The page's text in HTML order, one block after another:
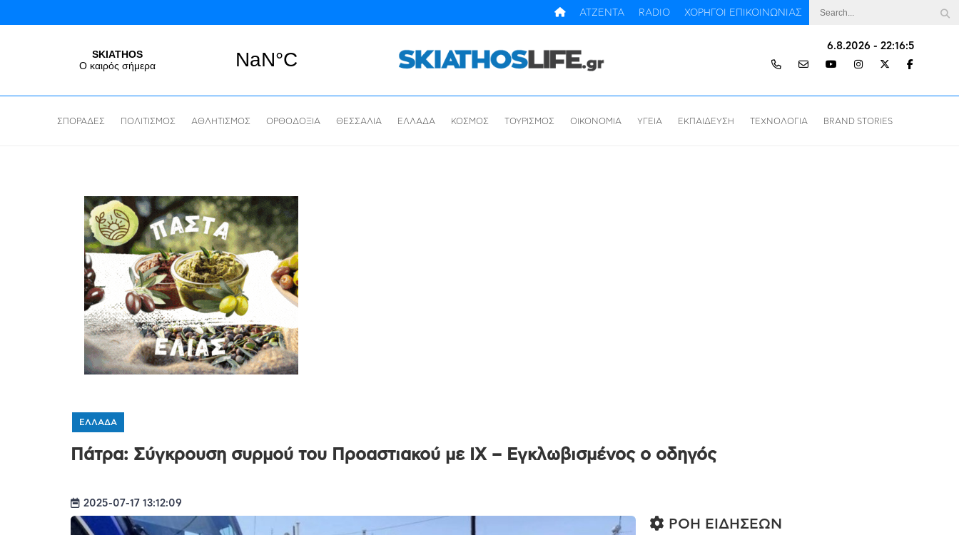
ΧΟΡΗΓΟΙ ΕΠΙΚΟΙΝΩΝΙΑΣ
RADIO
ΑΤΖΕΝΤΑ
6.8.2026 - 22:16:6
ΣΠΟΡΑΔΕΣ ΠΟΛΙΤΙΣΜΟΣ ΑΘΛΗΤΙΣΜΟΣ ΟΡΘΟΔΟΞΙΑ ΘΕΣΣΑΛΙΑ ΕΛΛΑΔΑ ΚΟΣΜΟΣ ΤΟΥΡΙΣΜΟΣ ΟΙΚΟΝΟΜΙΑ ΥΓΕΙΑ ΕΚΠΑΙΔΕΥΣΗ ΤΕΧΝΟΛΟΓΙΑ BRAND STORIES
ΕΛΛΑΔΑ
Πάτρα: Σύγκρουση συρμού του Προαστιακού με IX – Εγκλωβισμένος ο οδηγός
2025-07-17 13:12:09
ΡΟΗ ΕΙΔΗΣΕΩΝ